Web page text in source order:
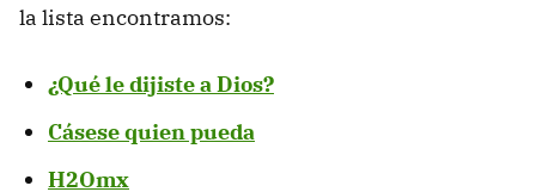
la lista encontramos:
¿Qué le dijiste a Dios?
Cásese quien pueda
H2Omx